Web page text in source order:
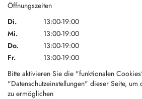
Öffnungszeiten
Di.
13:00-19:00
Mi.
13:00-19:00
Do.
13:00-19:00
Fr.
13:00-19:00
Bitte aktivieren Sie die "funktionalen
"Datenschutzeinstellungen" dieser Seite, um
zu ermöglichen